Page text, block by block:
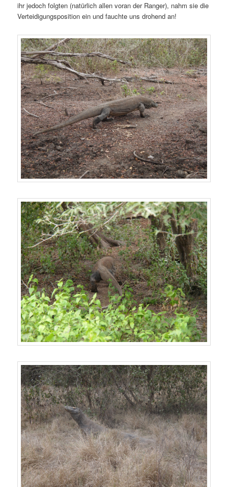
ihr jedoch folgten (natürlich allen voran der Ranger), nahm sie die
Verteidigungsposition ein und fauchte uns drohend an!